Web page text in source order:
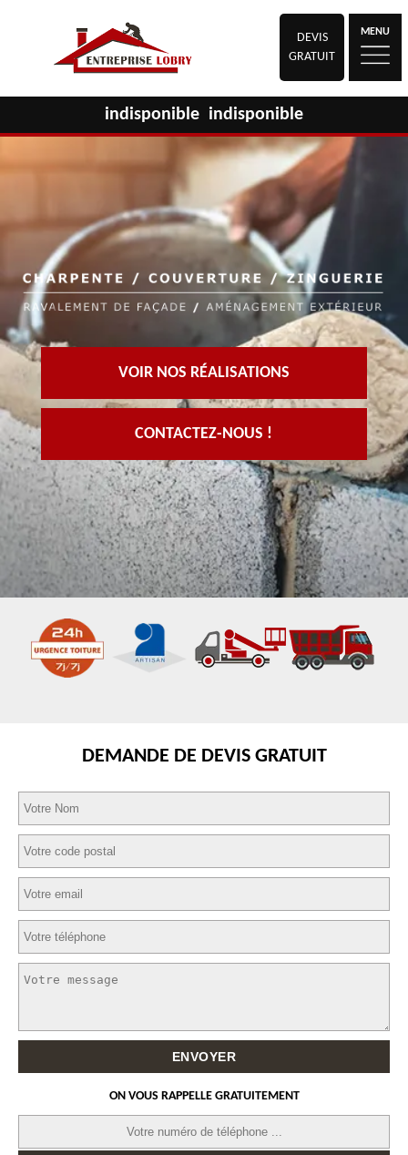
DEVIS
GRATUIT
MENU
indisponible indisponible
VOIR NOS RÉALISATIONS
CONTACTEZ-NOUS !
DEMANDE DE DEVIS GRATUIT
ON VOUS RAPPELLE GRATUITEMENT